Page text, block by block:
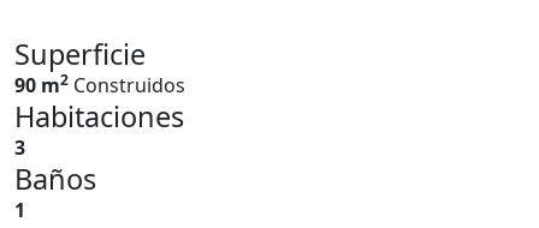
Superficie
90 m2 Construidos
Habitaciones
3
Baños
1